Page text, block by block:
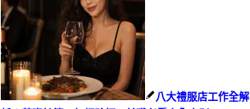
八大禮服店工作全解